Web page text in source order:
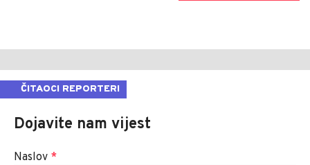
ČITAOCI REPORTERI
Dojavite nam vijest
Naslov *